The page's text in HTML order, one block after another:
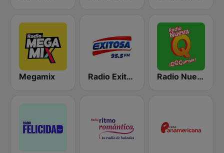
Megamix Radio Exitosa Radio Nueva Q